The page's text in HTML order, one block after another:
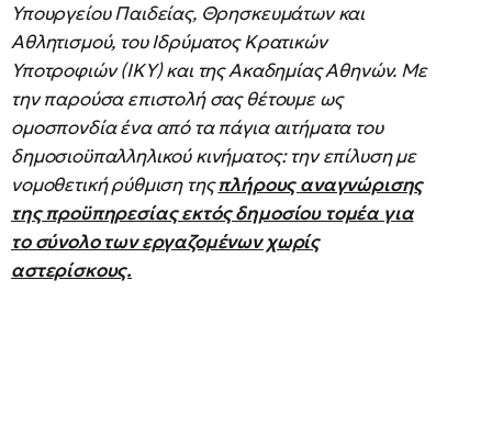
Υπουργείου Παιδείας, Θρησκευμάτων και
Αθλητισμού, του Ιδρύματος Κρατικών
Υποτροφιών (ΙΚΥ) και της Ακαδημίας Αθηνών. Με
την παρούσα επιστολή σας θέτουμε ως
ομοσπονδία ένα από τα πάγια αιτήματα του
δημοσιοϋπαλληλικού κινήματος: την επίλυση με
νομοθετική ρύθμιση τηςπλήρους αναγνώρισης
της προϋπηρεσίας εκτός δημοσίου τομέα για
το σύνολο των εργαζομένων χωρίς
αστερίσκους.